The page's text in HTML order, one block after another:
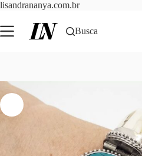
lisandrananya.com.brPular
o
conteúdo
Busca